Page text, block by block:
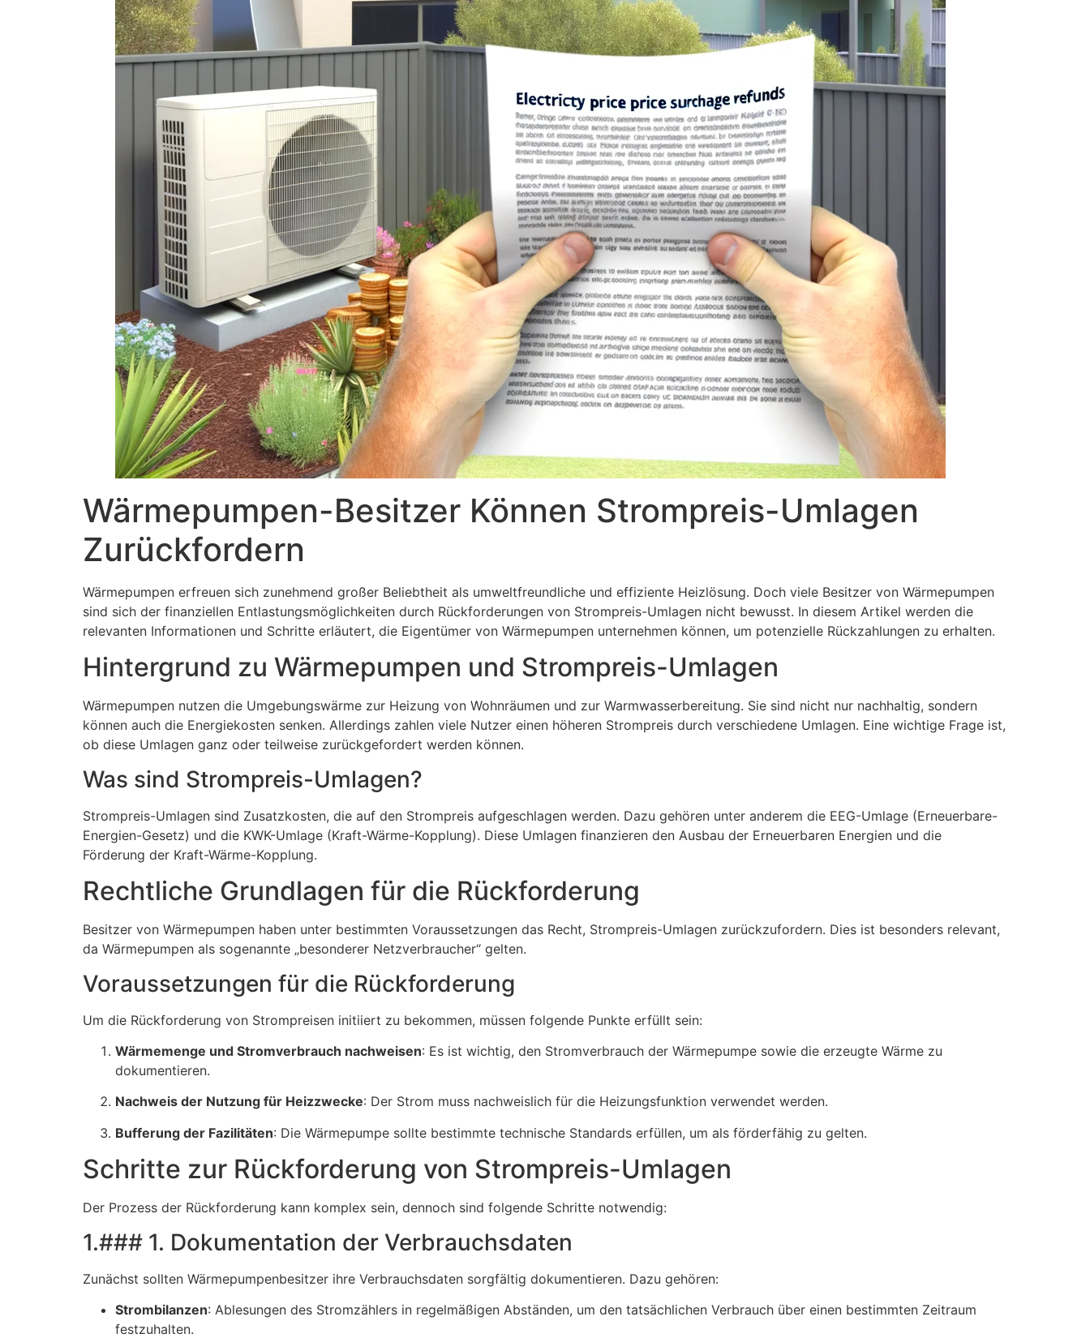
Wärmepumpen-Besitzer Können Strompreis-Umlagen
Zurückfordern
Wärmepumpen erfreuen sich zunehmend großer Beliebtheit als umweltfreundliche und effiziente Heizlösung. Doch viele Besitzer von Wärmepumpen
sind sich der finanziellen Entlastungsmöglichkeiten durch Rückforderungen von Strompreis-Umlagen nicht bewusst. In diesem Artikel werden die
relevanten Informationen und Schritte erläutert, die Eigentümer von Wärmepumpen unternehmen können, um potenzielle Rückzahlungen zu erhalten.
Hintergrund zu Wärmepumpen und Strompreis-Umlagen
Wärmepumpen nutzen die Umgebungswärme zur Heizung von Wohnräumen und zur Warmwasserbereitung. Sie sind nicht nur nachhaltig, sondern
können auch die Energiekosten senken. Allerdings zahlen viele Nutzer einen höheren Strompreis durch verschiedene Umlagen. Eine wichtige Frage ist,
ob diese Umlagen ganz oder teilweise zurückgefordert werden können.
Was sind Strompreis-Umlagen?
Strompreis-Umlagen sind Zusatzkosten, die auf den Strompreis aufgeschlagen werden. Dazu gehören unter anderem die EEG-Umlage (Erneuerbare-
Energien-Gesetz) und die KWK-Umlage (Kraft-Wärme-Kopplung). Diese Umlagen finanzieren den Ausbau der Erneuerbaren Energien und die
Förderung der Kraft-Wärme-Kopplung.
Rechtliche Grundlagen für die Rückforderung
Besitzer von Wärmepumpen haben unter bestimmten Voraussetzungen das Recht, Strompreis-Umlagen zurückzufordern. Dies ist besonders relevant,
da Wärmepumpen als sogenannte „besonderer Netzverbraucher“ gelten.
Voraussetzungen für die Rückforderung
Um die Rückforderung von Strompreisen initiiert zu bekommen, müssen folgende Punkte erfüllt sein:
Wärmemenge und Stromverbrauch nachweisen: Es ist wichtig, den Stromverbrauch der Wärmepumpe sowie die erzeugte Wärme zu
dokumentieren.
Nachweis der Nutzung für Heizzwecke: Der Strom muss nachweislich für die Heizungsfunktion verwendet werden.
Bufferung der Fazilitäten: Die Wärmepumpe sollte bestimmte technische Standards erfüllen, um als förderfähig zu gelten.
Schritte zur Rückforderung von Strompreis-Umlagen
Der Prozess der Rückforderung kann komplex sein, dennoch sind folgende Schritte notwendig:
1.### 1. Dokumentation der Verbrauchsdaten
Zunächst sollten Wärmepumpenbesitzer ihre Verbrauchsdaten sorgfältig dokumentieren. Dazu gehören:
Strombilanzen: Ablesungen des Stromzählers in regelmäßigen Abständen, um den tatsächlichen Verbrauch über einen bestimmten Zeitraum
festzuhalten.